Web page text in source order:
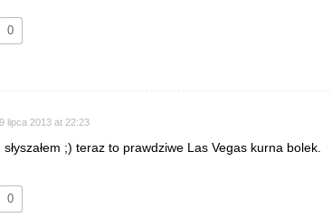
0
lipca 2013 at 22:23
słyszałem ;) teraz to prawdziwe Las Vegas kurna bolek.
0